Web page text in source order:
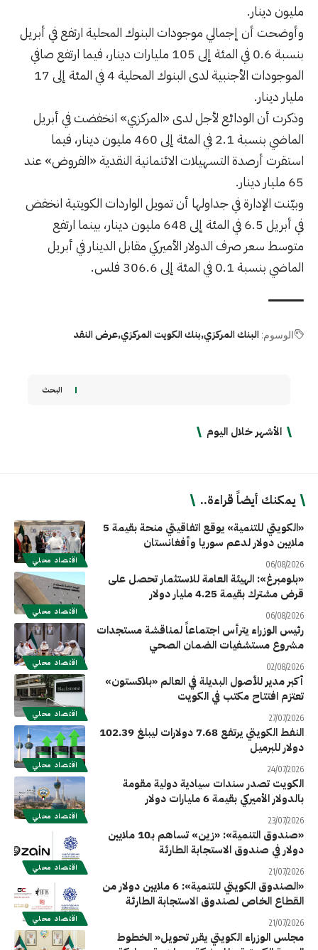
مليون دينار.
وأوضحت أن إجمالي موجودات البنوك المحلية ارتفع في أبريل
بنسبة 0.6 في المئة إلى 105 مليارات دينار، فيما ارتفع صافي
الموجودات الأجنبية لدى البنوك المحلية 4 في المئة إلى 17
مليار دينار.
وذكرت أن الودائع لأجل لدى «المركزي» انخفضت في أبريل
الماضي بنسبة 2.1 في المئة إلى 460 مليون دينار، فيما
استقرت أرصدة التسهيلات الائتمانية النقدية «القروض» عند
65 مليار دينار.
وبيّنت الإدارة في جداولها أن تمويل الواردات الكويتية انخفض
في أبريل 6.5 في المئة إلى 648 مليون دينار، بينما ارتفع
متوسط سعر صرف الدولار الأميركي مقابل الدينار في أبريل
الماضي بنسبة 0.1 في المئة إلى 306.6 فلس.
الوسوم: البنك المركزيبنك الكويت المركزيعرض النقد
البحث
الأشهر خلال اليوم
يمكنك أيضاً قراءة..
اقتصاد محلي
«الكويتي للتنمية» يوقع اتفاقيتي منحة بقيمة 5
ملايين دولار لدعم سوريا وأفغانستان
06/08/2026
اقتصاد محلي
«بلومبرغ»: الهيئة العامة للاستثمار تحصل على
قرض مشترك بقيمة 4.25 مليار دولار
06/08/2026
اقتصاد محلي
رئيس الوزراء يترأس اجتماعاً لمناقشة مستجدات
مشروع مستشفيات الضمان الصحي
02/08/2026
اقتصاد محلي
أكبر مدير للأصول البديلة في العالم «بلاكستون»
تعتزم افتتاح مكتب في الكويت
27/07/2026
اقتصاد محلي
النفط الكويتي يرتفع 7.68 دولارات ليبلغ 102.39
دولار للبرميل
24/07/2026
اقتصاد محلي
الكويت تصدر سندات سيادية دولية مقومة
بالدولار الأميركي بقيمة 6 مليارات دولار
23/07/2026
اقتصاد محلي
«صندوق التنمية»: «زين» تساهم بـ10 ملايين
دولار في صندوق الاستجابة الطارئة
21/07/2026
اقتصاد محلي
«الصندوق الكويتي للتنمية»: 6 ملايين دولار من
القطاع الخاص لصندوق الاستجابة الطارئة
21/07/2026